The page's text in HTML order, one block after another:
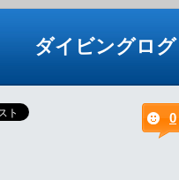
ダイビングログ
0